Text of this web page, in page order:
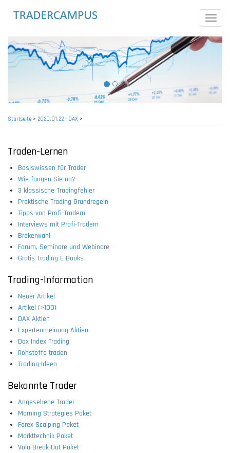
Toggle
Startseite> 2020.01.22 - DAX >
Traden-Lernen
Basiswissen für Trader
Wie fangen Sie an?
3 klassische Tradingfehler
Praktische Trading Grundregeln
Tipps von Profi-Tradern
Interviews mit Profi-Tradern
Brokerwahl
Forum, Seminare und Webinare
Gratis Trading E-Books
Trading-Information
Neuer Artikel
Artikel (>100)
DAX Aktien
Expertenmeinung Aktien
Dax Index Trading
Rohstoffe traden
Trading-Ideen
Bekannte Trader
Angesehene Trader
Morning Strategies Paket
Forex Scalping Paket
Markttechnik Paket
Vola-Break-Out Paket